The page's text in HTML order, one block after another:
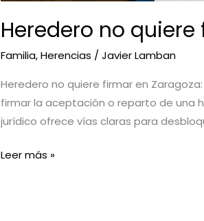
Heredero no
Familia,Herencias /Javier Lamban
Heredero no quiere firmar en
firmar la aceptación o reparto de una
jurídico ofrece vías claras para
Leer más »